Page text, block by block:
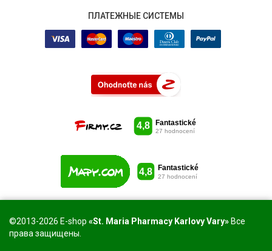
ПЛАТЕЖНЫЕ СИСТЕМЫ
©2013-2026 E-shop «St. Maria Pharmacy Karlovy Vary» Все
права защищены.